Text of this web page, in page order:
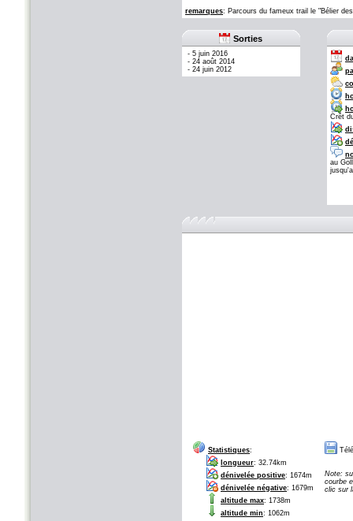
remarques: Parcours du fameux trail le "Bélier
Sorties
- 5 juin 2016
- 24 août 2014
- 24 juin 2012
Crêt
au
Statistiques:
longueur: 32.74km
dénivelée positive: 1674m
dénivelée négative: 1679m
altitude max: 1738m
altitude min: 1062m
Note:
courbe
clic sur